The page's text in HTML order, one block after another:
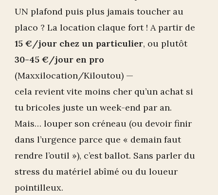
UN plafond puis plus jamais toucher au
placo ? La location claque fort ! A partir de
15 €/jour chez un particulier, ou plutôt
30-45 €/jour en pro
(Maxxilocation/Kiloutou) —
cela revient vite moins cher qu’un achat si
tu bricoles juste un week-end par an.
Mais… louper son créneau (ou devoir finir
dans l’urgence parce que « demain faut
rendre l’outil »), c’est ballot. Sans parler du
stress du matériel abîmé ou du loueur
pointilleux.